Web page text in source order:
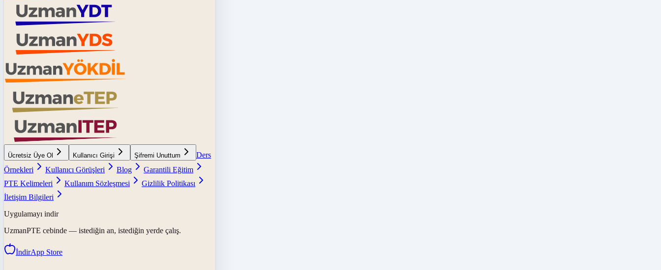
Ücretsiz Üye Ol Kullanıcı Girişi Şifremi Unuttum
Ders
Örnekleri
Kullanıcı Görüşleri Blog
Garantili Eğitim
PTE Kelimeleri
Kullanım Sözleşmesi
Gizlilik Politikası
İletişim Bilgileri
Uygulamayı indir
UzmanPTE cebinde — istediğin an, istediğin yerde çalış.
İndirApp Store